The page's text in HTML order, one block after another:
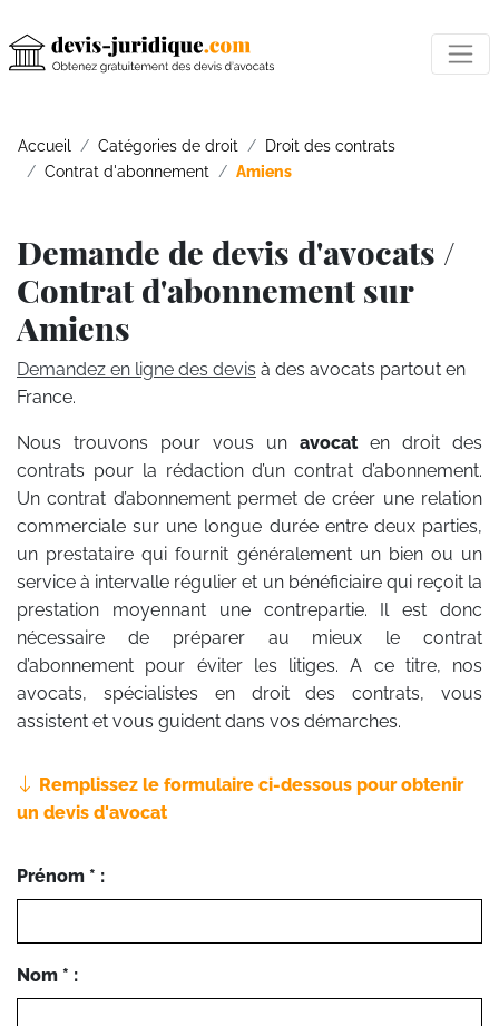
Accueil Catégories de droit
Droit des contrats
Contrat d'abonnement
Amiens
Demande de devis d'avocats /
Contrat d'abonnement sur
Amiens
Demandez en ligne des devis à des avocats partout en
France.
Nous trouvons pour vous un avocat en droit des
contrats pour la rédaction d’un contrat d’abonnement.
Un contrat d’abonnement permet de créer une relation
commerciale sur une longue durée entre deux parties,
un prestataire qui fournit généralement un bien ou un
service à intervalle régulier et un bénéficiaire qui reçoit la
prestation moyennant une contrepartie. Il est donc
nécessaire de préparer au mieux le contrat
d’abonnement pour éviter les litiges. A ce titre, nos
avocats, spécialistes en droit des contrats, vous
assistent et vous guident dans vos démarches.
Remplissez le formulaire ci-dessous pour obtenir
un devis d'avocat
Prénom * :
Nom * :